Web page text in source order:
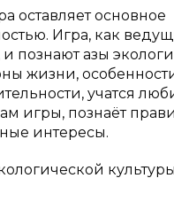
оставляет основное
Игра, как
познают азы
жизни,
учатся
игры, познаёт
интересы.
культуры